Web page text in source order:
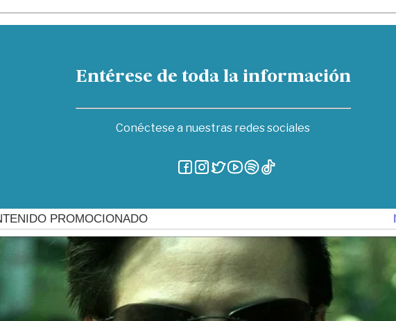
Entérese de toda la información
Conéctese a nuestras redes sociales